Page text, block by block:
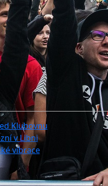
Klubovnu
v Libni
vibrace